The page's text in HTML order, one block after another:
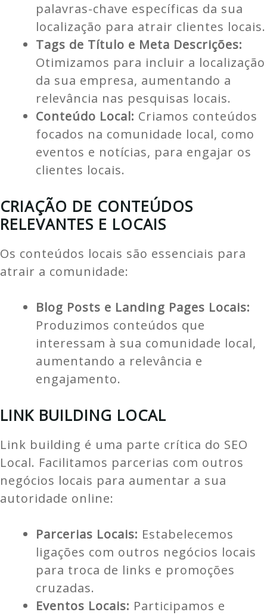
palavras-chave específicas da sua
localização para atrair clientes locais.
Tags de Título e Meta Descrições:
Otimizamos para incluir a localização
da sua empresa, aumentando a
relevância nas pesquisas locais.
Conteúdo Local: Criamos conteúdos
focados na comunidade local, como
eventos e notícias, para engajar os
clientes locais.
CRIAÇÃO DE CONTEÚDOS
RELEVANTES E LOCAIS
Os conteúdos locais são essenciais para
atrair a comunidade:
Blog Posts e Landing Pages Locais:
Produzimos conteúdos que
interessam à sua comunidade local,
aumentando a relevância e
engajamento.
LINK BUILDING LOCAL
Link building é uma parte crítica do SEO
Local. Facilitamos parcerias com outros
negócios locais para aumentar a sua
autoridade online:
Parcerias Locais: Estabelecemos
ligações com outros negócios locais
para troca de links e promoções
cruzadas.
Eventos Locais: Participamos e